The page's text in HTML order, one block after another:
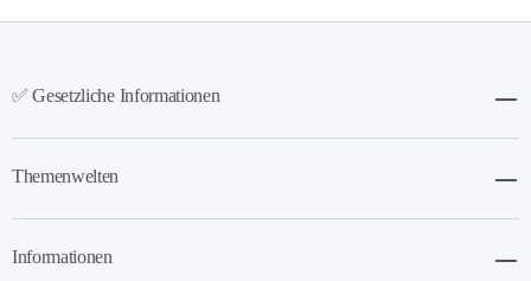
✅ Gesetzliche Informationen
Themenwelten
Informationen